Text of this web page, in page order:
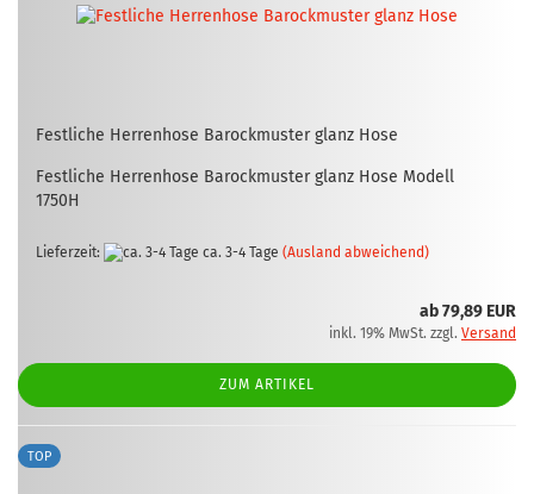
Fest­li­che Her­ren­ho­se Ba­rock­mus­ter glanz Hose
Fest­li­che Her­ren­ho­se Ba­rock­mus­ter glanz Hose Mo­dell
1750H
Lieferzeit: ca. 3-4 Tage (Ausland abweichend)
ab 79,89 EUR
inkl. 19% MwSt. zzgl. Versand
ZUM ARTIKEL
TOP